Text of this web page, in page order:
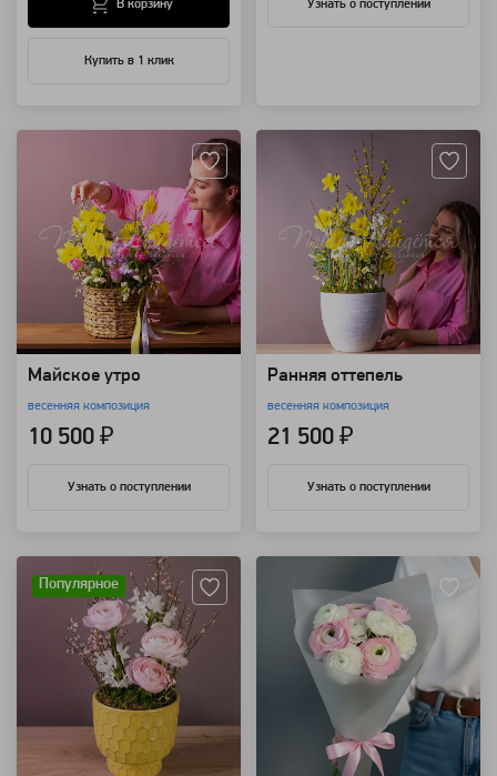
Купить в 1 клик
В корзину Узнать о поступлении
Майское утро
весенняя композиция
10 500 ₽
Узнать о поступлении
Ранняя оттепель
весенняя композиция
21 500 ₽
Узнать о поступлении
Популярное